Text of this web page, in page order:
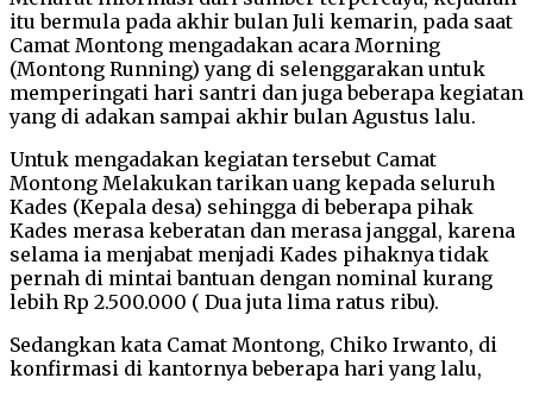
itu bermula pada akhir bulan Juli kemarin, pada saat
Camat Montong mengadakan acara Morning
(Montong Running) yang di selenggarakan untuk
memperingati hari santri dan juga beberapa kegiatan
yang di adakan sampai akhir bulan Agustus lalu.
Untuk mengadakan kegiatan tersebut Camat
Montong Melakukan tarikan uang kepada seluruh
Kades (Kepala desa) sehingga di beberapa pihak
Kades merasa keberatan dan merasa janggal, karena
selama ia menjabat menjadi Kades pihaknya tidak
pernah di mintai bantuan dengan nominal kurang
lebih Rp 2.500.000 ( Dua juta lima ratus ribu).
Sedangkan kata Camat Montong, Chiko Irwanto, di
konfirmasi di kantornya beberapa hari yang lalu,